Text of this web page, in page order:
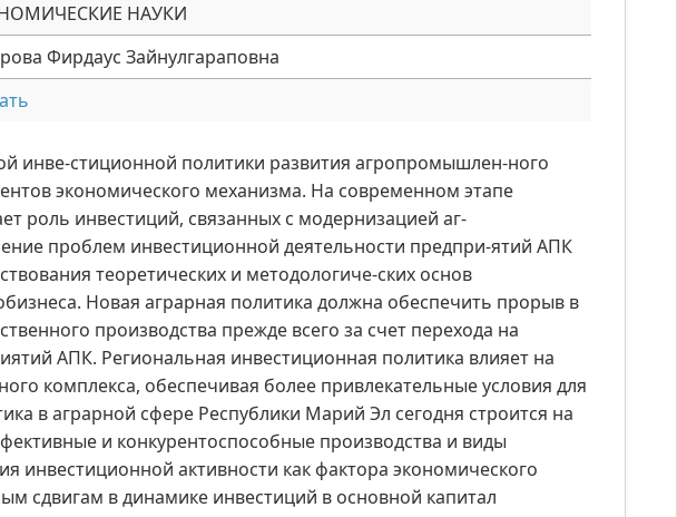
НАУКИ
Фирдаус Зайнулгараповна
инве-стиционной политики развития агропромышлен-ного
экономического механизма. На современном этапе
роль инвестиций, связанных с модернизацией аг-
проблем инвестиционной деятельности предпри-ятий АПК
теоретических и методологиче-ских основ
Новая аграрная политика должна обеспечить прорыв в
производства прежде всего за счет перехода на
АПК. Региональная инвестиционная политика влияет на
комплекса, обеспечивая более привлекательные условия для
в аграрной сфере Республики Марий Эл сегодня строится на
и конкурентоспособные производства и виды
инвестиционной активности как фактора экономического
сдвигам в динамике инвестиций в основной капитал